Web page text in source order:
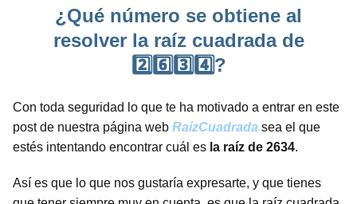
¿Qué número se obtiene al
resolver la raíz cuadrada de
2️⃣6️⃣3️⃣4️⃣?
Con toda seguridad lo que te ha motivado a entrar en este
post de nuestra página web RaízCuadrada sea el que
estés intentando encontrar cuál es la raíz de 2634.
Así es que lo que nos gustaría expresarte, y que tienes